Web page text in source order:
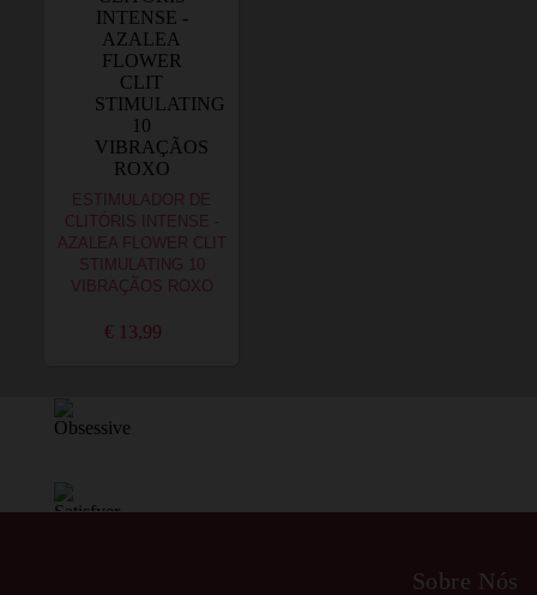
ESTIMULADOR DE
CLITÓRIS INTENSE -
AZALEA FLOWER CLIT
STIMULATING 10
VIBRAÇÃOS ROXO
€ 13,99
Sobre Nós